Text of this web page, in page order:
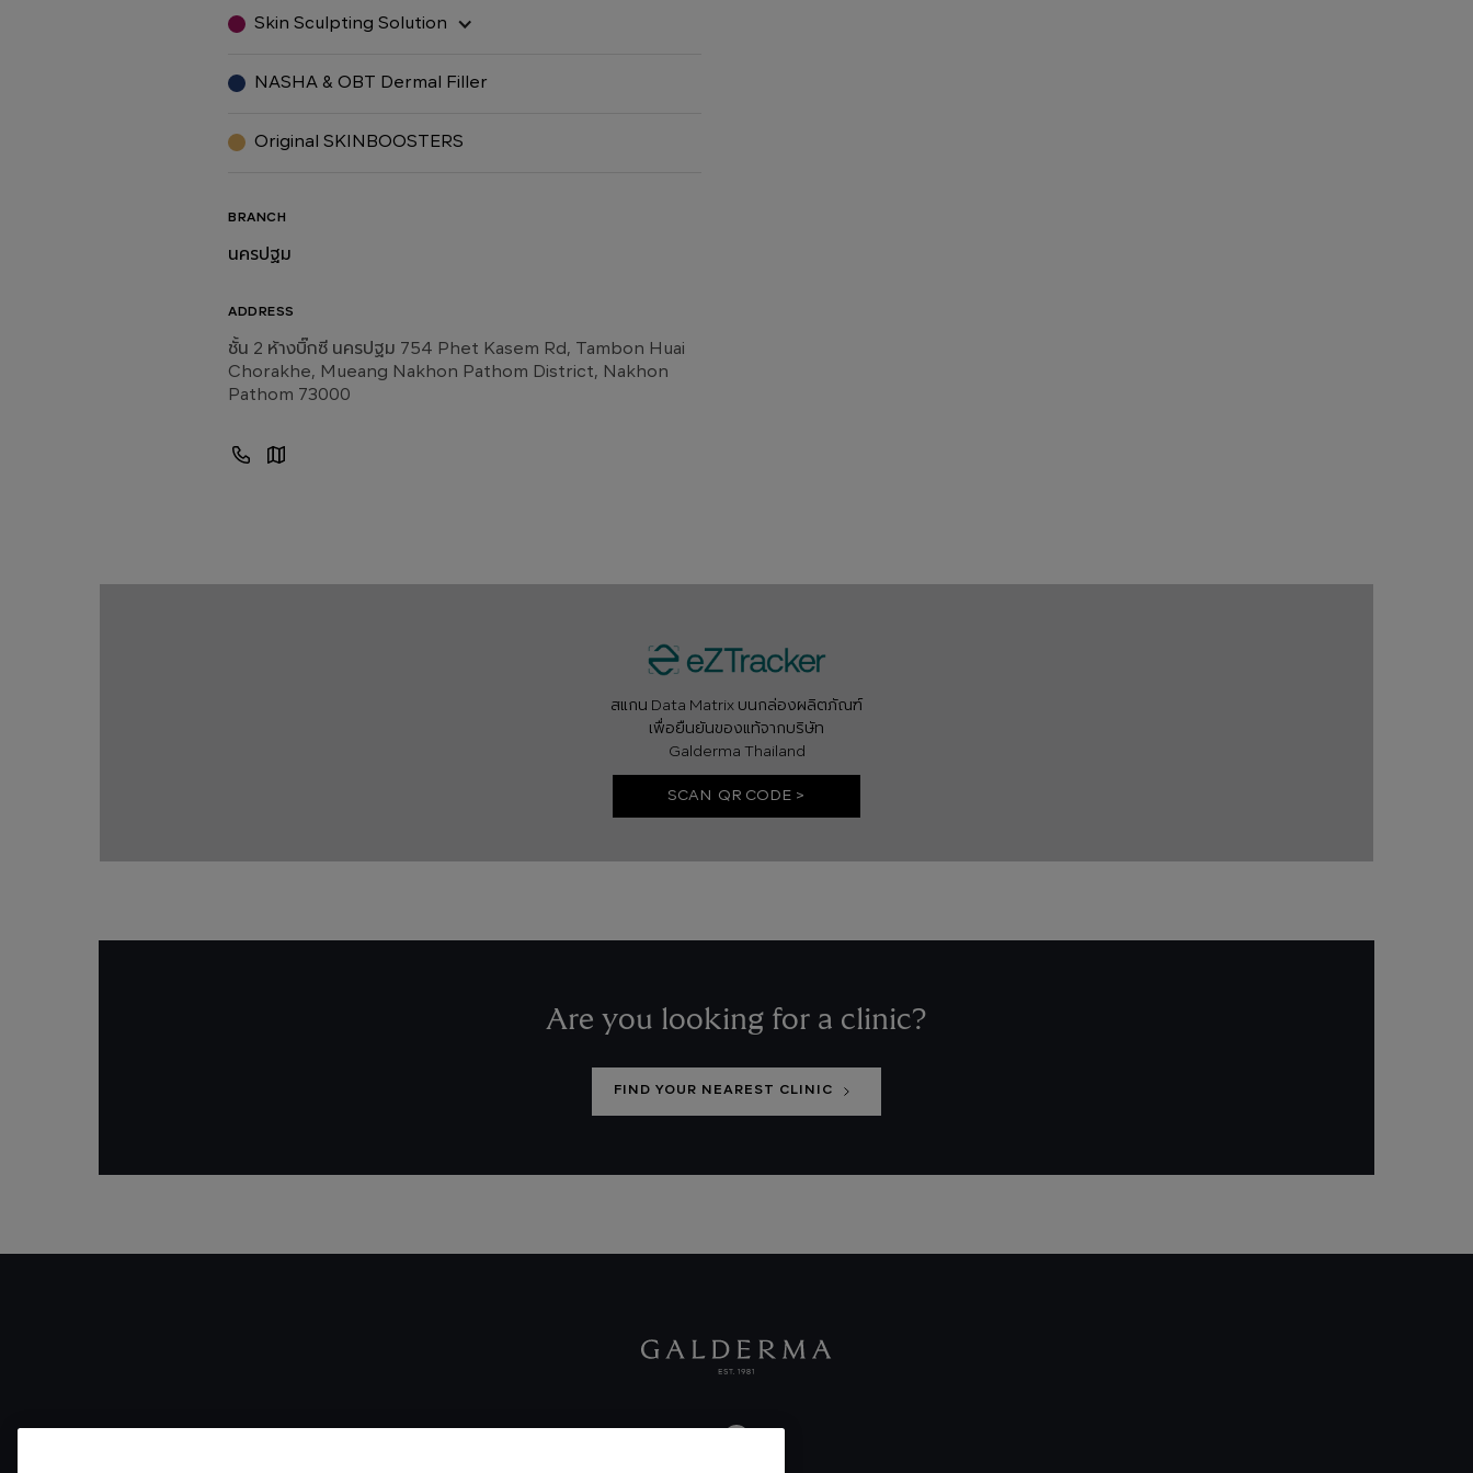
Skin Sculpting Solution
NASHA & OBT Dermal Filler
Original SKINBOOSTERS
BRANCH
นครปฐม
ADDRESS
ชั้น 2 ห้างบิ๊กซี นครปฐม 754 Phet Kasem Rd, Tambon Huai
Chorakhe, Mueang Nakhon Pathom District, Nakhon
Pathom 73000
สแกน Data Matrix บนกล่องผลิตภัณฑ์
เพื่อยืนยันของแท้จากบริษัท
Galderma Thailand
SCAN QR CODE >
Are you looking for a clinic?
FIND YOUR NEAREST CLINIC